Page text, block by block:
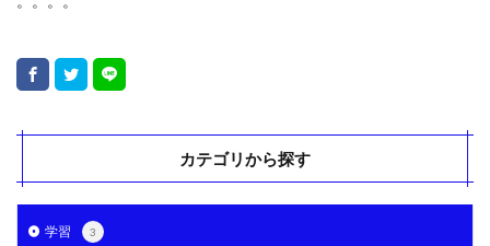
カテゴリから探す
学習 3